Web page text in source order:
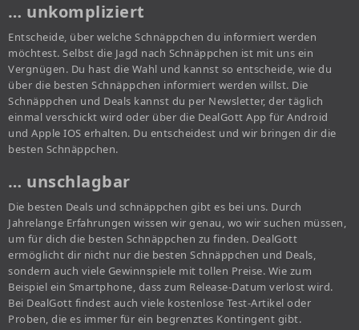
… unkompliziert
Entscheide, über welche Schnäppchen du informiert werden
möchtest. Selbst die Jagd nach Schnäppchen ist mit uns ein
Vergnügen. Du hast die Wahl und kannst so entscheide, wie du
über die besten Schnäppchen informiert werden willst. Die
Schnäppchen und Deals kannst du per Newsletter, der täglich
einmal verschickt wird oder über die DealGott App für Android
und Apple IOS erhalten. Du entscheidest und wir bringen dir die
besten Schnäppchen.
… unschlagbar
Die besten Deals und schnäppchen gibt es bei uns. Durch
Jahrelange Erfahrungen wissen wir genau, wo wir suchen müssen,
um für dich die besten Schnäppchen zu finden. DealGott
ermöglicht dir nicht nur die besten Schnäppchen und Deals,
sondern auch viele Gewinnspiele mit tollen Preise. Wie zum
Beispiel ein Smartphone, dass zum Release-Datum verlost wird.
Bei DealGott findest auch viele kostenlose Test-Artikel oder
Proben, die es immer für ein begrenztes Kontingent gibt.